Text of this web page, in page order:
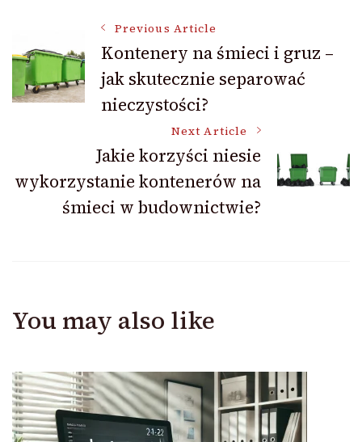
Post
Navigation
Previous Article
Kontenery na śmieci i gruz –
jak skutecznie separować
nieczystości?
Next Article
Jakie korzyści niesie
wykorzystanie kontenerów na
śmieci w budownictwie?
You may also like